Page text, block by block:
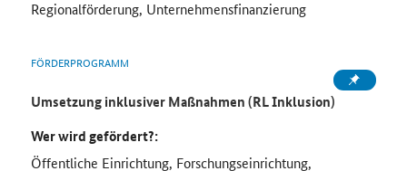
Regionalförderung, Unternehmensfinanzierung
FÖRDERPROGRAMM
Umsetzung inklusiver Maßnahmen (RL Inklusion)
Wer wird gefördert?:
Öffentliche Einrichtung, Forschungseinrichtung,